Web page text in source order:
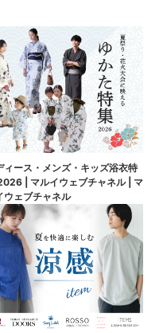
ィース・メンズ・キッズ浴衣特
| マルイウェブチャネル | マ
ウェブチャネル